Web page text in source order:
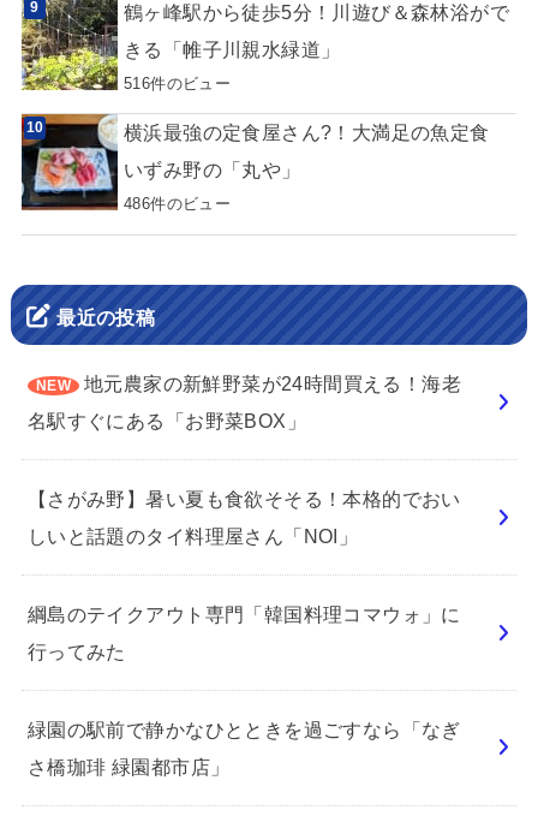
鶴ヶ峰駅から徒歩5分！川遊び＆森林浴がで
きる「帷子川親水緑道」
516件のビュー
横浜最強の定食屋さん?！大満足の魚定食
いずみ野の「丸や」
486件のビュー
最近の投稿
地元農家の新鮮野菜が24時間買える！海老
名駅すぐにある「お野菜BOX」
【さがみ野】暑い夏も食欲そそる！本格的でおい
しいと話題のタイ料理屋さん「NOI」
綱島のテイクアウト専門「韓国料理コマウォ」に
行ってみた
緑園の駅前で静かなひとときを過ごすなら「なぎ
さ橋珈琲 緑園都市店」